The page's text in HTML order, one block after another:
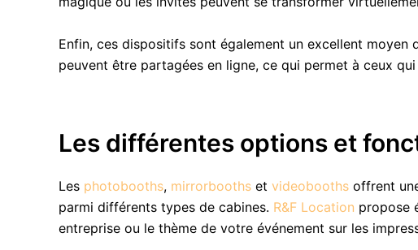
Enfin, ces dispositifs sont également un excellent
peuvent être partagées en ligne, ce qui permet à ceux
Les différentes options et
Les photobooths, mirrorbooths et videobooths offrent
parmi différents types de cabines. R&F Location propose
entreprise ou le thème de votre événement sur les